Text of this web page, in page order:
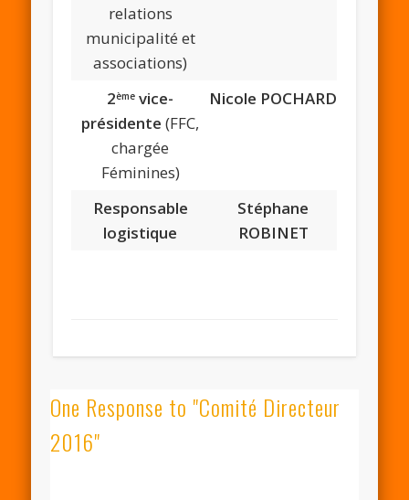
relations
municipalité et
associations)
2ème vice-
présidente(FFC,
chargée
Féminines)
Nicole POCHARD
Responsable
logistique
Stéphane
ROBINET
One Response to "Comité Directeur
2016"